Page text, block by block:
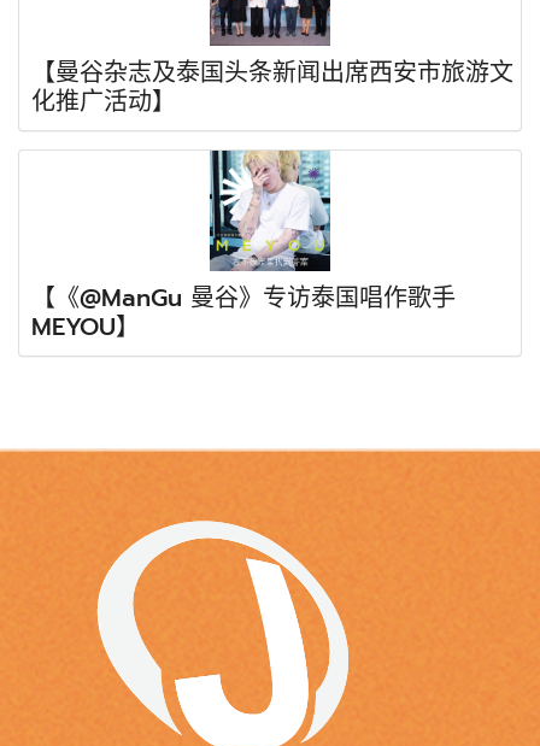
【曼谷杂志及泰国头条新闻出席西安市旅游文
化推广活动】
【《@ManGu 曼谷》专访泰国唱作歌手
MEYOU】